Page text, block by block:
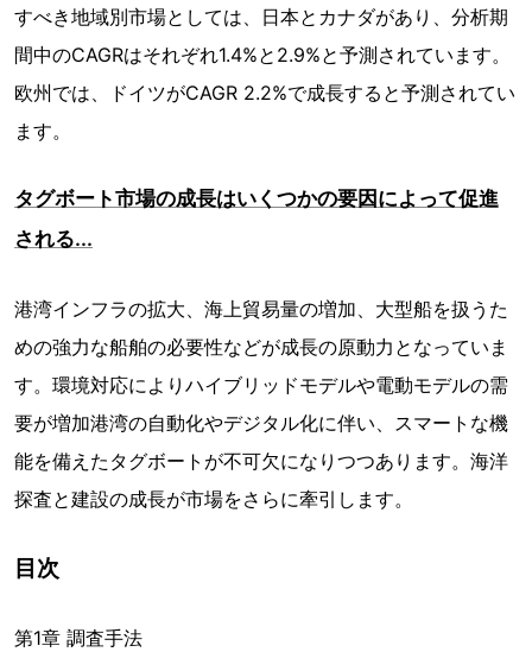
すべき地域別市場としては、日本とカナダがあり、分析期
間中のCAGRはそれぞれ1.4%と2.9%と予測されています。
欧州では、ドイツがCAGR 2.2%で成長すると予測されてい
ます。
タグボート市場の成長はいくつかの要因によって促進
される...
港湾インフラの拡大、海上貿易量の増加、大型船を扱うた
めの強力な船舶の必要性などが成長の原動力となっていま
す。環境対応によりハイブリッドモデルや電動モデルの需
要が増加港湾の自動化やデジタル化に伴い、スマートな機
能を備えたタグボートが不可欠になりつつあります。海洋
探査と建設の成長が市場をさらに牽引します。
目次
第1章 調査手法